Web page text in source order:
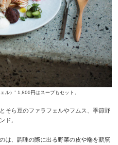
ル）” 1,800円はスープもセット。
そら豆のファラフェルやフムス、季節野
ド。
は、調理の際に出る野菜の皮や端を薪窯